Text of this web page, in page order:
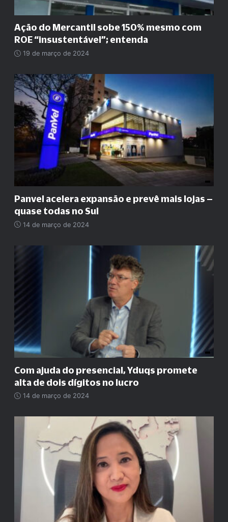
Ação do Mercantil sobe 150% mesmo com
ROE“insustentável”; entenda
19 de março de 2024
Panvel acelera expansão e prevê mais lojas –
quase todas no Sul
14 de março de 2024
Com ajuda do presencial, Yduqs promete
alta de dois dígitos no lucro
14 de março de 2024